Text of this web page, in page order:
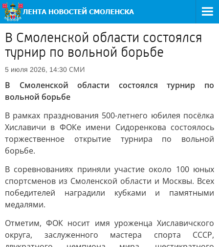
В Смоленской области состоялся
турнир по вольной борьбе
5 июля 2026, 14:30 СМИ
В Смоленской области состоялся турнир по
вольной борьбе
В рамках празднования 500-летнего юбилея посёлка
Хиславичи в ФОКе имени Сидоренкова состоялось
торжественное открытие турнира по вольной
борьбе.
В соревнованиях приняли участие около 100 юных
спортсменов из Смоленской области и Москвы. Всех
победителей наградили кубками и памятными
медалями.
Отметим, ФОК носит имя уроженца Хиславичского
округа, заслуженного мастера спорта СССР,